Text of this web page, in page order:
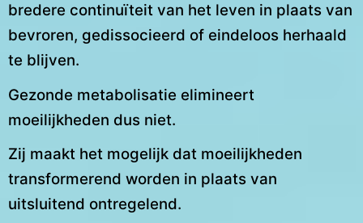
bredere continuïteit van het leven in plaats van
bevroren, gedissocieerd of eindeloos herhaald
te blijven.
Gezonde metabolisatie elimineert
moeilijkheden dus niet.
Zij maakt het mogelijk dat moeilijkheden
transformerend worden in plaats van
uitsluitend ontregelend.